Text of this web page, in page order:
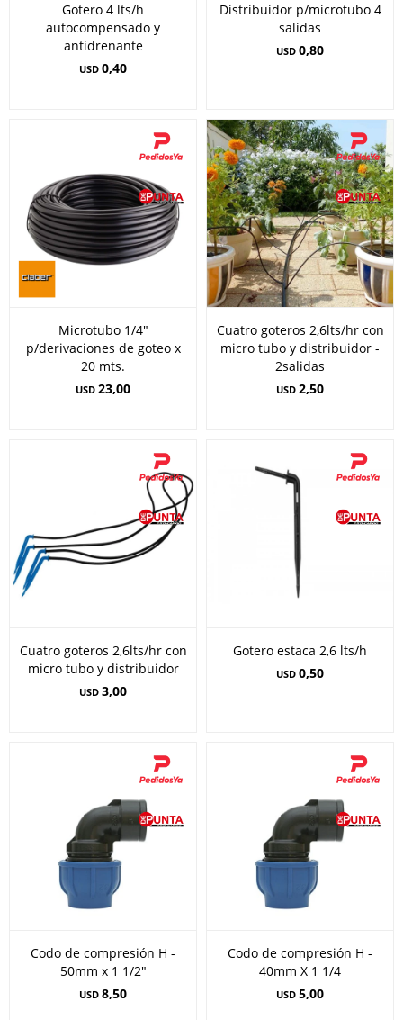
Gotero 4 lts/h
autocompensado y
antidrenante
USD 0,40
Distribuidor p/microtubo 4
salidas
USD 0,80
Microtubo 1/4"
p/derivaciones de goteo x
20 mts.
USD 23,00
Cuatro goteros 2,6lts/hr con
micro tubo y distribuidor -
2salidas
USD 2,50
Cuatro goteros 2,6lts/hr con
micro tubo y distribuidor
USD 3,00
Gotero estaca 2,6 lts/h
USD 0,50
Codo de compresión H -
50mm x 1 1/2"
USD 8,50
Codo de compresión H -
40mm X 1 1/4
USD 5,00